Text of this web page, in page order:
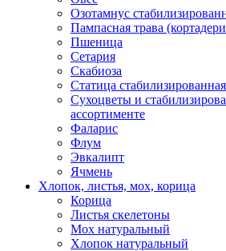
Озотамнус
Пампасная трава
Пшеница
Сетария
Скабиоза
Статица стабилизированная
Сухоцветы и
ассортименте
Фаларис
Флум
Эвкалипт
Ячмень
Хлопок, листья, мох, корица
Корица
Листья скелетоны
Мох натуральный
Хлопок натуральный